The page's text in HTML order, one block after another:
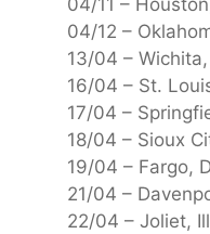
04/11 –
04/12 –
13/04 –
16/04 – St.
17/04 –
18/04 – Sioux
19/04 – Fargo,
21/04 –
22/04 – Joliet,